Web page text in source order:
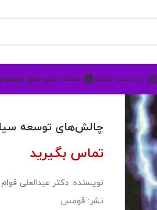
در دست انتشار دسته بندی های
چالش‌های توسعه
تماس بگیرید
نویسنده: دکتر عبدالعلی قوام
نشر: قومس